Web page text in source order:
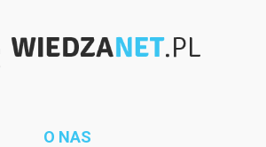
O NAS